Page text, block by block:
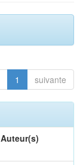
1 suivante
Auteur(s)